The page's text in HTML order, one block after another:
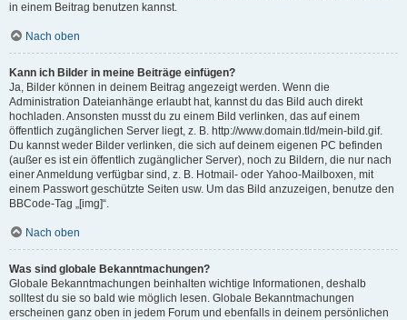
in einem Beitrag benutzen kannst.
Nach oben
Kann ich Bilder in meine Beiträge einfügen?
Ja, Bilder können in deinem Beitrag angezeigt werden. Wenn die
Administration Dateianhänge erlaubt hat, kannst du das Bild auch direkt
hochladen. Ansonsten musst du zu einem Bild verlinken, das auf einem
öffentlich zugänglichen Server liegt, z. B. http://www.domain.tld/mein-bild.gif.
Du kannst weder Bilder verlinken, die sich auf deinem eigenen PC befinden
(außer es ist ein öffentlich zugänglicher Server), noch zu Bildern, die nur nach
einer Anmeldung verfügbar sind, z. B. Hotmail- oder Yahoo-Mailboxen, mit
einem Passwort geschützte Seiten usw. Um das Bild anzuzeigen, benutze den
BBCode-Tag „[img]“.
Nach oben
Was sind globale Bekanntmachungen?
Globale Bekanntmachungen beinhalten wichtige Informationen, deshalb
solltest du sie so bald wie möglich lesen. Globale Bekanntmachungen
erscheinen ganz oben in jedem Forum und ebenfalls in deinem persönlichen